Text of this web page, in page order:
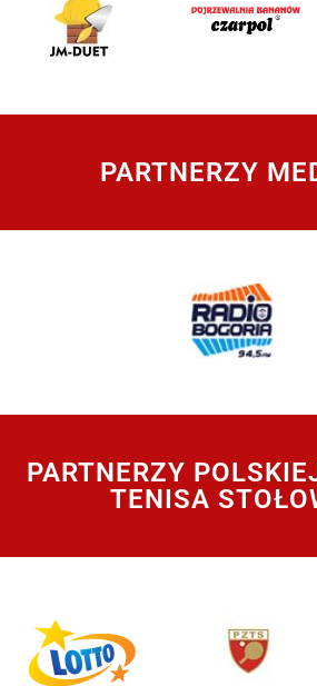
PARTNERZY
PARTNERZY
TENISA